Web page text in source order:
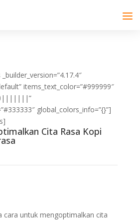
items_text_color=”#999999″
global_colors_info=”{}”]
Cita Rasa Kopi
cara untuk mengoptimalkan cita